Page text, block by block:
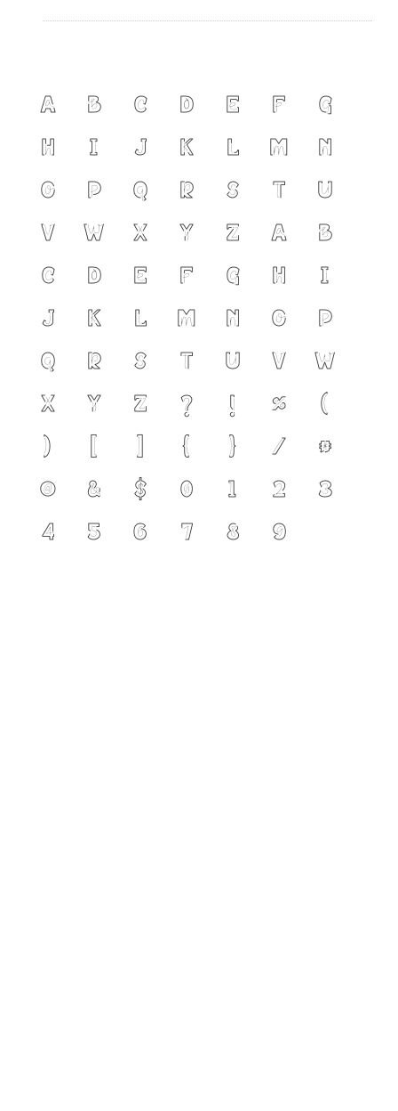
A B C D E F G
H I J K L M N
O P Q R S T U
V W X Y Z a b
c d e f g h i
j k l m n o p
q r s t u v w
x y z ? ! % (
) [ ] { } / #
@ & $ 0 1 2 3
4 5 6 7 8 9